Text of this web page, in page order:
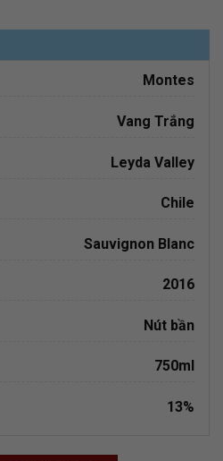
Montes
Vang Trắng
Leyda Valley
Chile
Sauvignon Blanc
2016
Nút bần
750ml
13%